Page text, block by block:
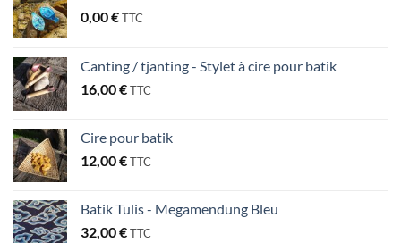
0,00€TTC
Canting / tjanting - Stylet à cire pour batik
16,00€TTC
Cire pour batik
12,00€TTC
Batik Tulis - Megamendung Bleu
32,00€TTC